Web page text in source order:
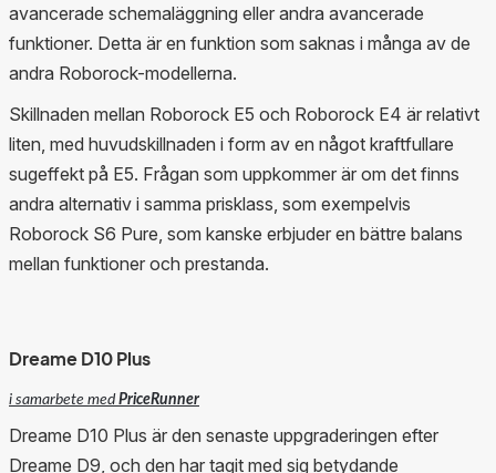
avancerade schemaläggning eller andra avancerade
funktioner. Detta är en funktion som saknas i många av de
andra Roborock-modellerna.
Skillnaden mellan Roborock E5 och Roborock E4 är relativt
liten, med huvudskillnaden i form av en något kraftfullare
sugeffekt på E5. Frågan som uppkommer är om det finns
andra alternativ i samma prisklass, som exempelvis
Roborock S6 Pure, som kanske erbjuder en bättre balans
mellan funktioner och prestanda.
Dreame D10 Plus
i samarbete medPriceRunner
Dreame D10 Plus är den senaste uppgraderingen efter
Dreame D9, och den har tagit med sig betydande